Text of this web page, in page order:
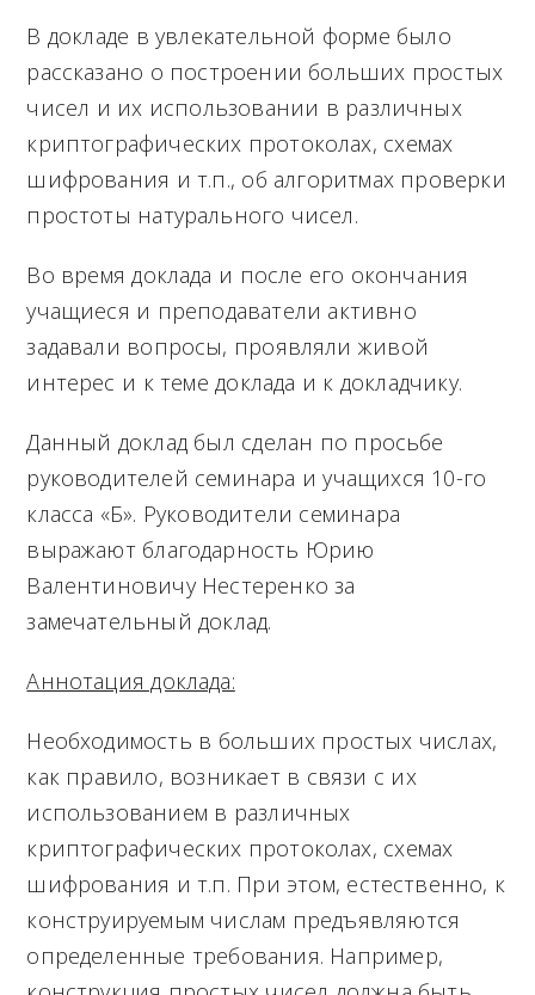
В докладе в увлекательной форме было
рассказано о построении больших простых
чисел и их использовании в различных
криптографических протоколах, схемах
шифрования и т.п., об алгоритмах проверки
простоты натурального чисел.
Во время доклада и после его окончания
учащиеся и преподаватели активно
задавали вопросы, проявляли живой
интерес и к теме доклада и к докладчику.
Данный доклад был сделан по просьбе
руководителей семинара и учащихся 10-го
класса «Б». Руководители семинара
выражают благодарность Юрию
Валентиновичу Нестеренко за
замечательный доклад.
Аннотация доклада:
Необходимость в больших простых числах,
как правило, возникает в связи с их
использованием в различных
криптографических протоколах, схемах
шифрования и т.п. При этом, естественно, к
конструируемым числам предъявляются
определенные требования. Например,